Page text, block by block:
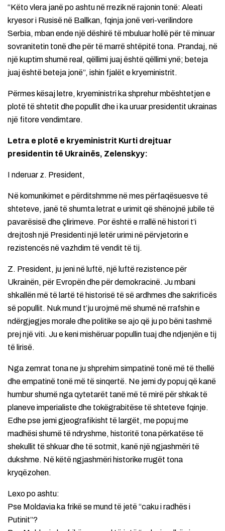
“Këto vlera janë po ashtu në rrezik në rajonin tonë: Aleati
kryesor i Rusisë në Ballkan, fqinja jonë veri-verilindore
Serbia, mban ende një dëshirë të mbuluar hollë për të minuar
sovranitetin tonë dhe për të marrë shtëpitë tona. Prandaj, në
një kuptim shumë real, qëllimi juaj është qëllimi ynë; beteja
juaj është beteja jonë”, ishin fjalët e kryeministrit.
Përmes kësaj letre, kryeministri ka shprehur mbështetjen e
plotë të shtetit dhe popullit dhe i ka uruar presidentit ukrainas
një fitore vendimtare.
Letra e plotë e kryeministrit Kurti drejtuar
presidentin të Ukrainës, Zelenskyy:
I nderuar z. President,
Në komunikimet e përditshmme në mes përfaqësuesve të
shteteve, janë të shumta letrat e urimit që shënojnë jubile të
pavarësisë dhe çlirimeve. Por është e rrallë në histori t’i
drejtosh një Presidenti një letër urimi në përvjetorin e
rezistencës në vazhdim të vendit të tij.
Z. President, ju jeni në luftë, një luftë rezistence për
Ukrainën, për Evropën dhe për demokracinë. Ju mbani
shkallën më të lartë të historisë të së ardhmes dhe sakrificës
së popullit. Nuk mund t’ju urojmë më shumë në rrafshin e
ndërgjegjes morale dhe politike se ajo që ju po bëni tashmë
prej një viti. Ju e keni mishëruar popullin tuaj dhe ndjenjën e tij
të lirisë.
Nga zemrat tona ne ju shprehim simpatinë tonë më të thellë
dhe empatinë tonë më të sinqertë. Ne jemi dy popuj që kanë
humbur shumë nga qytetarët tanë më të mirë për shkak të
planeve imperialiste dhe tokëgrabitëse të shteteve fqinje.
Edhe pse jemi gjeografikisht të largët, me popuj me
madhësi shumë të ndryshme, historitë tona përkatëse të
shekullit të shkuar dhe të sotmit, kanë një ngjashmëri të
dukshme. Në këtë ngjashmëri historike rrugët tona
kryqëzohen.
Lexo po ashtu:
Pse Moldavia ka frikë se mund të jetë “caku i radhës i
Putinit”?